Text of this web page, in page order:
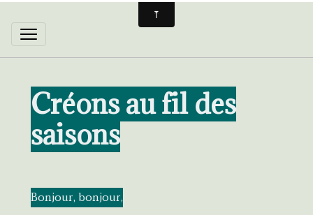
Créons au fil des
saisons
Bonjour, bonjour,